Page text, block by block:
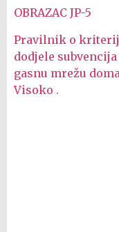
OBRAZAC JP-5
Pravilnik o
dodjele
gasnu mrežu
Visoko .